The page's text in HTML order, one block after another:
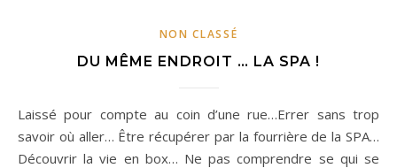
NON CLASSÉ
DU MÊME ENDROIT … LA SPA !
Laissé pour compte au coin d’une rue…Errer sans trop
savoir où aller… Être récupérer par la fourrière de la SPA…
Découvrir la vie en box… Ne pas comprendre se qui se